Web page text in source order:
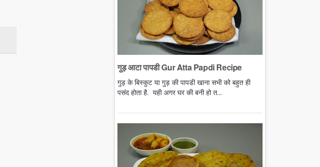
गुड़ आटा पापडी Gur Atta Papdi Recipe
गुड़ के बिस्कुट या गुड़ की पापडी खाना सभी को बहुत ही
पसंद होता है. यही अगर घर की बनी हो त...